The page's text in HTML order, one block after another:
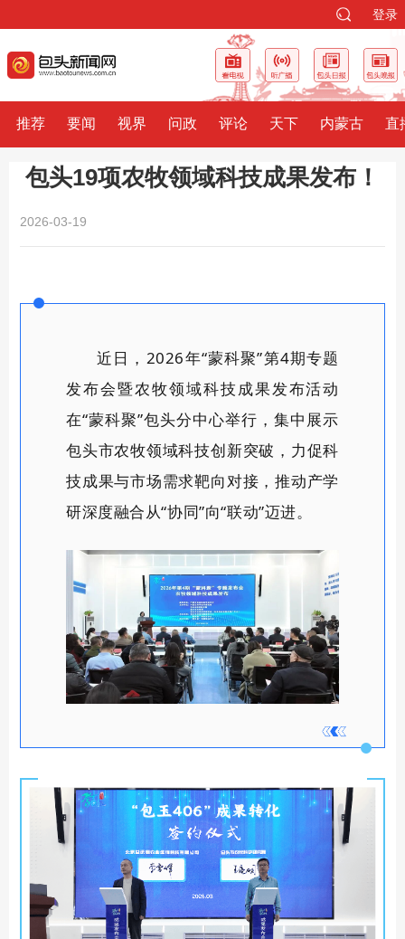
登录
推荐 要闻 视界 问政 评论 天下 内蒙古 直
包头19项农牧领域科技成果发布！
2026-03-19
近日， 2026年“蒙科聚”第4期专题
发布会暨农牧领域科技成果发布活动
在“蒙科聚”包头分中心举行，集中展示
包头市农牧领域科技创新突破，力促科
技成果与市场需求靶向对接 ，推动产学
研深度融合从“协同”向“联动”迈进。